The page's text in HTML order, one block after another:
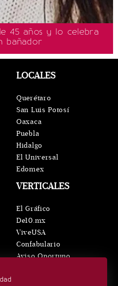
45 años y lo celebra
bañador
VERTICALES
El Gráfico
De10.mx
ViveUSA
Confabulario
Aviso Oportuno
LOCALES
Querétaro
San Luis Potosí
Oaxaca
Puebla
Hidalgo
El Universal
Edomex